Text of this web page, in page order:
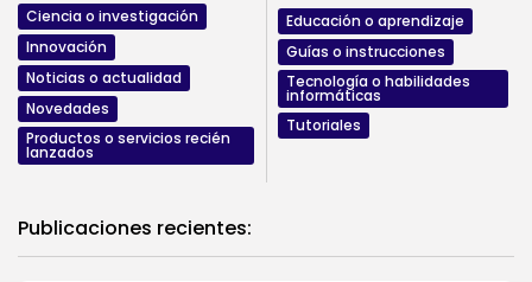
Ciencia o investigación
Innovación
Noticias o actualidad
Novedades
Productos o servicios recién
lanzados
Educación o aprendizaje
Guías o instrucciones
Tecnología o habilidades
informáticas
Tutoriales
Publicaciones recientes: